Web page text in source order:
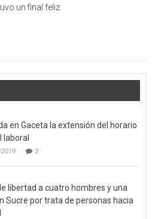
un final feliz.
en Gaceta la extensión del horario
laboral
2
libertad a cuatro hombres y una
Sucre por trata de personas hacia